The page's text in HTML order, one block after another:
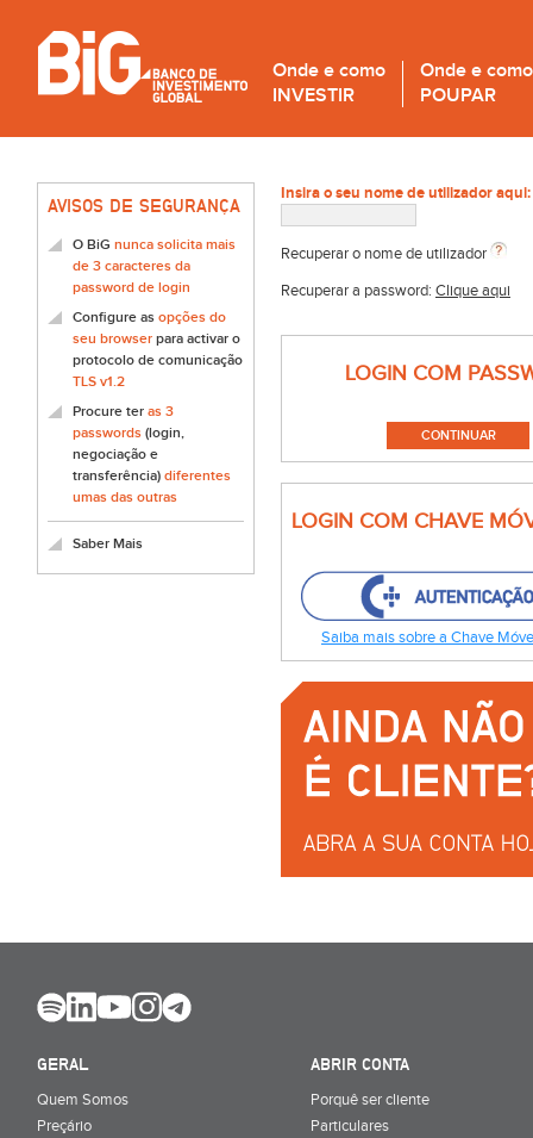
Onde e como
INVESTIR
Onde e como
POUPAR
AVISOS DE SEGURANÇA
O BiG nunca solicita mais
de 3 caracteres da
password de login
Configure as opções do
seu browser para activar o
protocolo de comunicação
TLS v1.2
Procure ter as 3
passwords (login,
negociação e
transferência) diferentes
umas das outras
Saber Mais
Insira o seu nome de utilizador aqui:
Recuperar o nome de utilizador
Recuperar a password: Clique aqui
LOGIN COM
LOGIN COM CHAVE
Saiba mais sobre a Chave
GERAL
Quem Somos
Preçário
ABRIR CONTA
Porquê ser cliente
Particulares